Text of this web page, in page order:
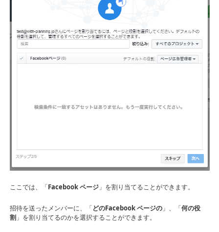
ここでは、「Facebook ページ」を割り当てることができます。
招待を送ったメンバーに、「どのFacebook ページの」、「何の役
割」を割り当てるのかを選択することができます。